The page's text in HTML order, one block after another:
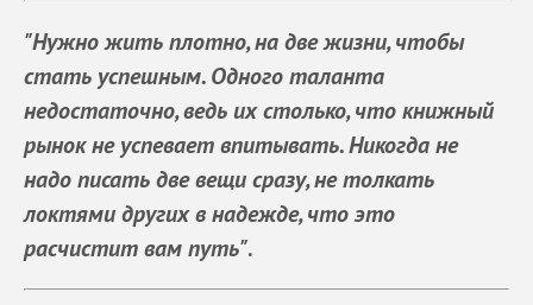
"Нужно жить плотно, на две жизни, чтобы
стать успешным. Одного таланта
недостаточно, ведь их столько, что книжный
рынок не успевает впитывать. Никогда не
надо писать две вещи сразу, не толкать
локтями других в надежде, что это
расчистит вам путь".